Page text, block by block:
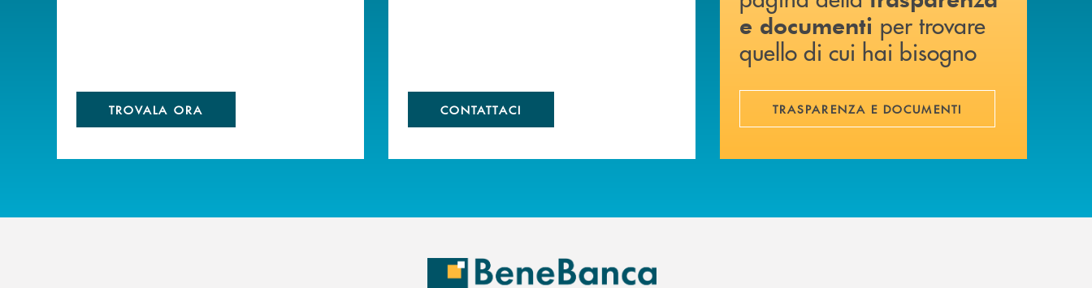
TROVALA ORA CONTATTACI
e documenti per trovare
quello di cui hai bisogno
TRASPARENZA E DOCUMENTI